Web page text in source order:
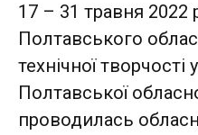
17 – 31 травня 2022
Полтавського
технічної творчості
Полтавської
проводилась